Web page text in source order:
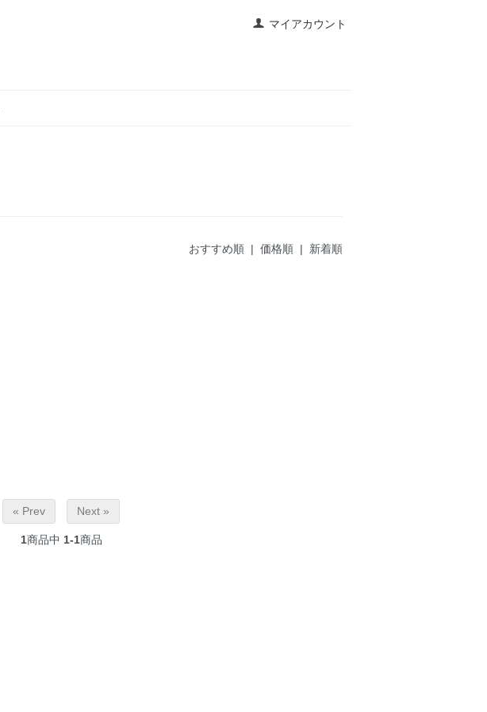
マイアカウント
おすすめ順 | 価格順 | 新着順
« Prev Next »
1商品中 1-1商品